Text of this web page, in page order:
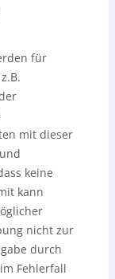
für
mit dieser
keine
kann
nicht zur
durch
Fehlerfall